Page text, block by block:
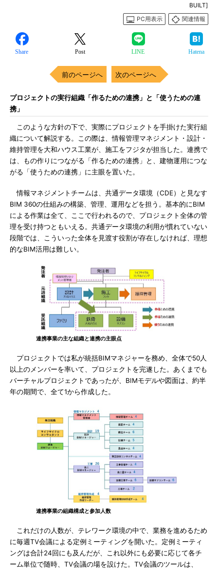
BUILT]
PC用表示
関連情報
Share Post LINE Hatena
前のページへ 次のページへ
プロジェクトの実行組織「作るための連携」と「使うための連
携」
このような方針の下で、実際にプロジェクトを手掛けた実行組
織について解説する。この際は、情報管理マネジメント・設計・
維持管理を大和ハウス工業が、施工をフジタが担当した。連携で
は、もの作りにつながる「作るための連携」と、建物運用につな
がる「使うための連携」に主眼を置いた。
情報マネジメントチームは、共通データ環境（CDE）と見なす
BIM 360の仕組みの構築、管理、運用などを担う。基本的にBIM
による作業は全て、ここで行われるので、プロジェクト全体の管
理を受け持つともいえる。共通データ環境の利用が慣れていない
段階では、こういった全体を見渡す役割が存在しなければ、理想
的なBIM活用は難しい。
連携事業の主な組織と連携の主眼点
プロジェクトでは私が統括BIMマネジャーを務め、全体で50人
以上のメンバーを率いて、プロジェクトを完遂した。あくまでも
バーチャルプロジェクトであったが、BIMモデルや図面は、約半
年の期間で、全て1から作成した。
連携事業の組織構成と参加人数
これだけの人数が、テレワーク環境の中で、業務を進めるため
に毎週TV会議による定例ミーティングを開いた。定例ミーティ
ングは合計24回にも及んだが、これ以外にも必要に応じて各チ
ーム単位で随時、TV会議の場を設けた。TV会議のツールは、